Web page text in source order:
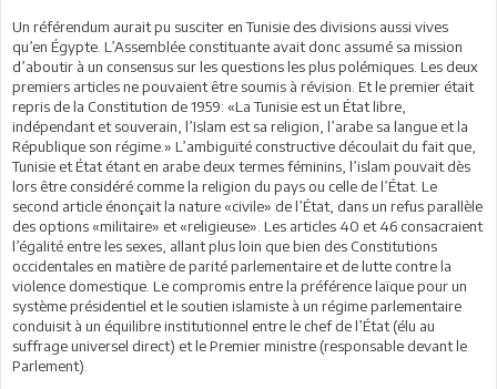
Un référendum aurait pu susciter en Tunisie des divisions aussi vives
qu’en Égypte. L’Assemblée constituante avait donc assumé sa mission
d’aboutir à un consensus sur les questions les plus polémiques. Les deux
premiers articles ne pouvaient être soumis à révision. Et le premier était
repris de la Constitution de 1959: «La Tunisie est un État libre,
indépendant et souverain, l’Islam est sa religion, l’arabe sa langue et la
République son régime.» L’ambiguïté constructive découlait du fait que,
Tunisie et État étant en arabe deux termes féminins, l’islam pouvait dès
lors être considéré comme la religion du pays ou celle de l’État. Le
second article énonçait la nature «civile» de l’État, dans un refus parallèle
des options «militaire» et «religieuse». Les articles 40 et 46 consacraient
l’égalité entre les sexes, allant plus loin que bien des Constitutions
occidentales en matière de parité parlementaire et de lutte contre la
violence domestique. Le compromis entre la préférence laïque pour un
système présidentiel et le soutien islamiste à un régime parlementaire
conduisit à un équilibre institutionnel entre le chef de l’État (élu au
suffrage universel direct) et le Premier ministre (responsable devant le
Parlement).